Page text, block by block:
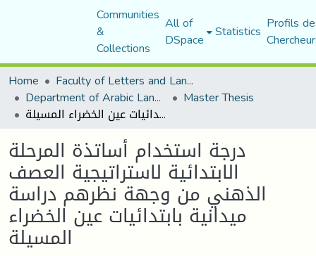
Communities
&
Collections
All of
DSpace Statistics Profils
Home
Faculty of Letters and Languages
Department of Arabic Language and Literature Master Thesis
درجة استخدام أساتذة المرحلة الابتدائية لاستراتيجية العصف الذهني من وجهة نظرهم دراسة ميدانية بابتدائيات عين الخضراء المسيلة
درجة استخدام أساتذة المرحلة
الابتدائية لاستراتيجية العصف
الذهني من وجهة نظرهم دراسة
ميدانية بابتدائيات عين الخضراء
المسيلة